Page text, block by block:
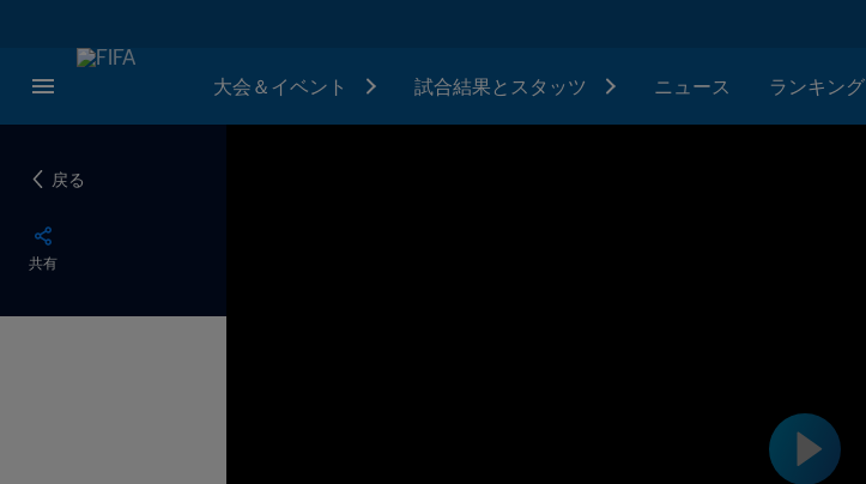
大会＆イベント 試合結果とスタッツ ニュース ランキング
戻る
共有